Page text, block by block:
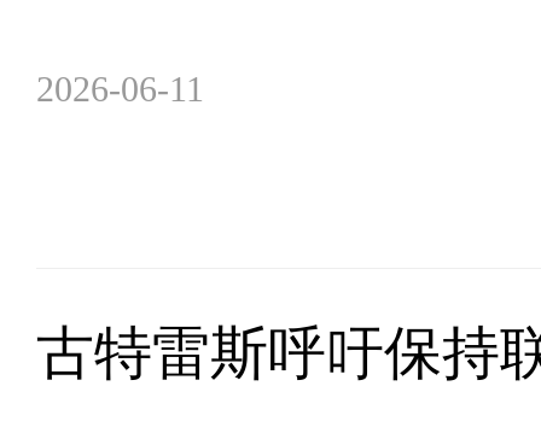
2026-06-11
古特雷斯呼吁保持